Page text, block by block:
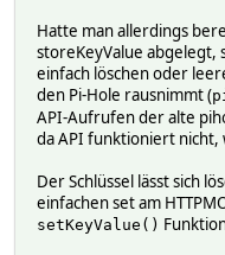
Hatte man allerdings
storeKeyValue abgelegt,
einfach löschen oder
den Pi-Hole rausnimmt (
API-Aufrufen der alte
da API funktioniert
Der Schlüssel lässt sich
einfachen set am
setKeyValue()